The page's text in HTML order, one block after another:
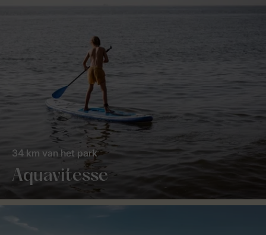
Aquavitesse
34 km van het park